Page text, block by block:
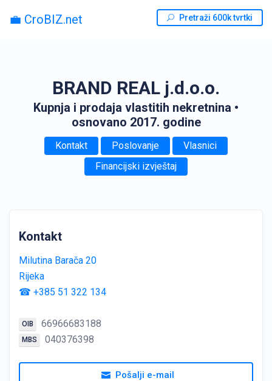
💼 CroBIZ.net Pretraži 600k tvrtki
BRAND REAL j.d.o.o.
Kupnja i prodaja vlastitih nekretnina •
osnovano 2017. godine
Kontakt Poslovanje
Vlasnici
Financijski izvještaj
Kontakt
Milutina Barača 20
Rijeka
☎ +385 51 322 134
OIB 66966683188
MBS 040376398
Pošalji e-mail